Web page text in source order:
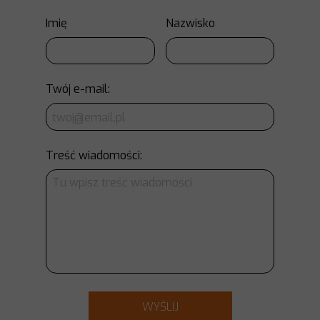
Imię Nazwisko
Twój e-mail:
Treść wiadomości:
WYŚLIJ